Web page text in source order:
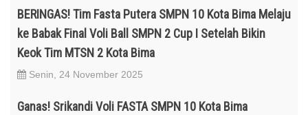
BERINGAS! Tim Fasta Putera SMPN 10 Kota Bima Melaju
ke Babak Final Voli Ball SMPN 2 Cup I Setelah Bikin
Keok Tim MTSN 2 Kota Bima
Senin, 24 November 2025
Ganas! Srikandi Voli FASTA SMPN 10 Kota Bima